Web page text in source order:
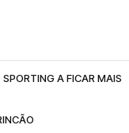
A FICAR MAIS